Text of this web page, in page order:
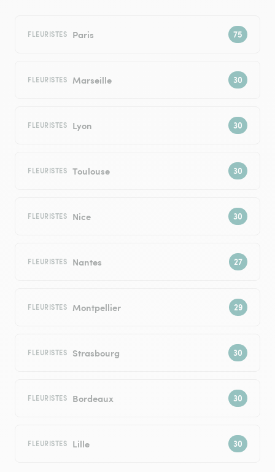
FLEURISTES Paris
FLEURISTES Marseille
FLEURISTES Lyon
FLEURISTES Toulouse
FLEURISTES Nice
FLEURISTES Nantes
FLEURISTES Montpellier
FLEURISTES Strasbourg
FLEURISTES Bordeaux
FLEURISTES Lille